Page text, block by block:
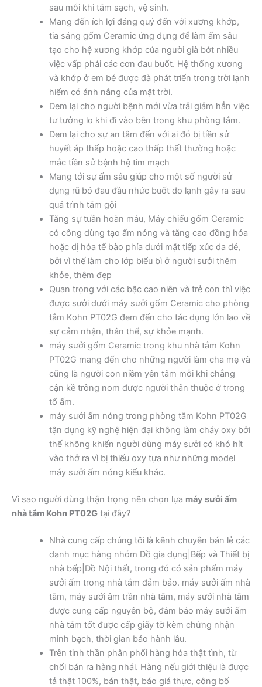
sau mỗi khi tắm sạch, vệ sinh.
Mang đến ích lợi đáng quý đến với xương khớp,
tia sáng gốm Ceramic ứng dụng để làm ấm sâu
tạo cho hệ xương khớp của người già bớt nhiều
việc vấp phải các cơn đau buốt. Hệ thống xương
và khớp ở em bé được đà phát triển trong trời lạnh
hiếm có ánh nắng của mặt trời.
Đem lại cho người bệnh mới vừa trải giảm hẳn việc
tư tưởng lo khi đi vào bên trong khu phòng tắm.
Đem lại cho sự an tâm đến với ai đó bị tiền sử
huyết áp thấp hoặc cao thấp thất thường hoặc
mắc tiền sử bệnh hệ tim mạch
Mang tới sự ấm sâu giúp cho một số người sử
dụng rũ bỏ đau đầu nhức buốt do lạnh gây ra sau
quá trình tắm gội
Tăng sự tuần hoàn máu, Máy chiếu gốm Ceramic
có công dùng tạo ấm nóng và tăng cao đồng hóa
hoặc dị hóa tế bào phía dưới mặt tiếp xúc da dẻ,
bởi vì thế làm cho lớp biểu bì ở người sưởi thêm
khỏe, thêm đẹp
Quan trọng với các bậc cao niên và trẻ con thì việc
được sưởi dưới máy sưởi gốm Ceramic cho phòng
tắm Kohn PT02G đem đến cho tác dụng lớn lao về
sự cảm nhận, thân thể, sự khỏe mạnh.
máy sưởi gốm Ceramic trong khu nhà tắm Kohn
PT02G mang đến cho những người làm cha mẹ và
cũng là người con niềm yên tâm mỗi khi chẳng
cận kề trông nom được người thân thuộc ở trong
tổ ấm.
máy sưởi ấm nóng trong phòng tắm Kohn PT02G
tận dụng kỹ nghệ hiện đại không làm cháy oxy bởi
thế không khiến người dùng máy sưởi có khó hít
vào thở ra vì bị thiếu oxy tựa như những model
máy sưởi ấm nóng kiểu khác.
Vì sao người dùng thận trọng nên chọn lựa máy sưởi ấm
nhà tắm Kohn PT02G tại đây?
Nhà cung cấp chúng tôi là kênh chuyên bán lẻ các
danh mục hàng nhóm Đồ gia dụng|Bếp và Thiết bị
nhà bếp|Đồ Nội thất, trong đó có sản phẩm máy
sưởi ấm trong nhà tắm đảm bảo. máy sưởi ấm nhà
tắm, máy sưởi âm trần nhà tắm, máy sưởi nhà tắm
được cung cấp nguyên bộ, đảm bảo máy sưởi ấm
nhà tắm tốt được cấp giấy tờ kèm chứng nhận
minh bạch, thời gian bảo hành lâu.
Trên tinh thần phân phối hàng hóa thật tình, từ
chối bán ra hàng nhái. Hàng nếu giới thiệu là được
tả thật 100%, bán thật, báo giá thực, công bố